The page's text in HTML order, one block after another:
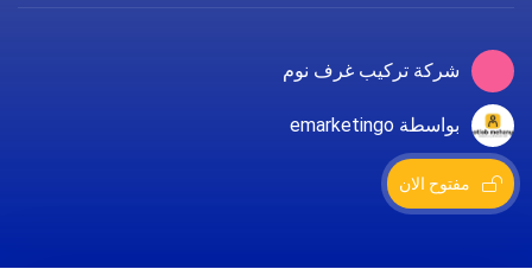
شركة تركيب غرف نوم
بواسطة emarketingo
مفتوح الان